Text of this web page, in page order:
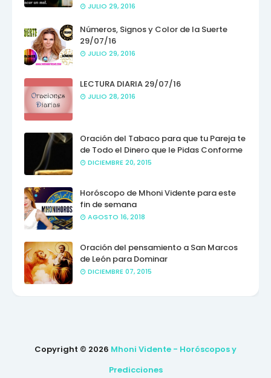
JULIO 29, 2016
Números, Signos y Color de la Suerte
29/07/16
JULIO 29, 2016
LECTURA DIARIA 29/07/16
JULIO 28, 2016
Oración del Tabaco para que tu Pareja te
de Todo el Dinero que le Pidas Conforme
DICIEMBRE 20, 2015
Horóscopo de Mhoni Vidente para este
fin de semana
AGOSTO 16, 2018
Oración del pensamiento a San Marcos
de León para Dominar
DICIEMBRE 07, 2015
Copyright © 2026 Mhoni Vidente - Horóscopos y
Predicciones